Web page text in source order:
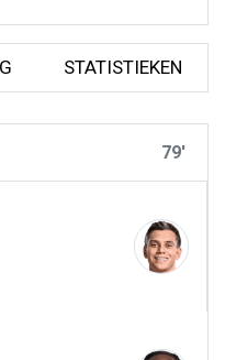
STATISTIEKEN
79'